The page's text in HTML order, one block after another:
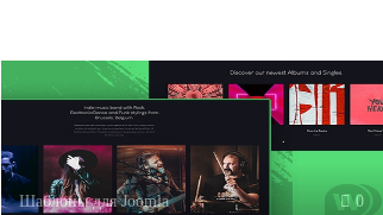
Шаблоны для Joomla 0